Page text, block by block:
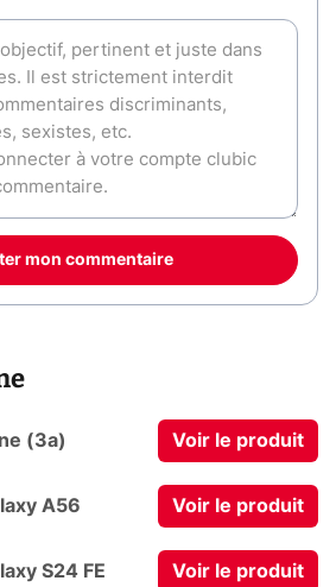
mon commentaire
(3a) Voir le produit
A56 Voir le produit
S24 FE Voir le produit